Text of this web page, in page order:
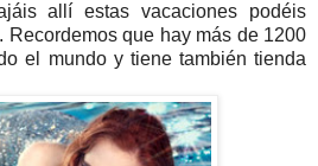
allí estas vacaciones podéis
Recordemos que hay más de 1200
el mundo y tiene también tienda